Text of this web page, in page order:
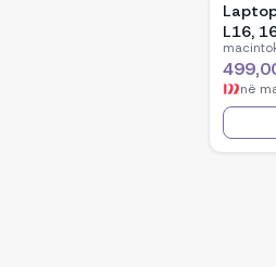
L16,
Ryzen
Ram
Black
në